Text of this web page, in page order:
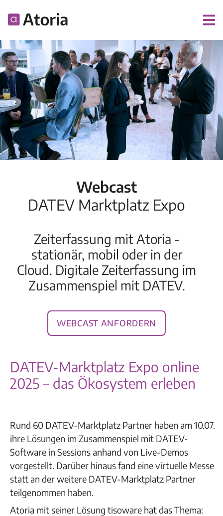
Webcast
DATEV Marktplatz Expo
Zeiterfassung mit Atoria -
stationär, mobil oder in der
Cloud. Digitale Zeiterfassung im
Zusammenspiel mit DATEV.
Webcast anfordern
DATEV-Marktplatz Expo online
2025 – das Ökosystem erleben
Rund 60 DATEV-Marktplatz Partner haben am 10.07.
ihre Lösungen im Zusammenspiel mit DATEV-
Software in Sessions anhand von Live-Demos
vorgestellt. Darüber hinaus fand eine virtuelle Messe
statt an der weitere DATEV-Marktplatz Partner
teilgenommen haben.
Atoria mit seiner Lösung tisoware hat das Thema: